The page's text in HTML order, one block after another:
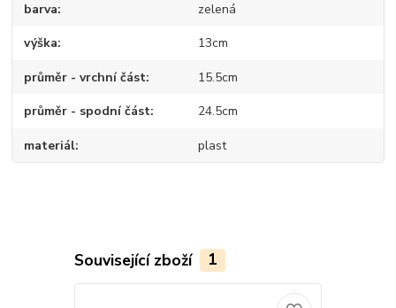
barva zelená
výška 13cm
průměr - vrchní část 15.5cm
průměr - spodní část 24.5cm
materiál plast
Související zboží 1